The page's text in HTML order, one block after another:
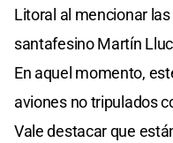
Litoral al mencionar
santafesino Martín
En aquel momento,
aviones no tripulados
Vale destacar que